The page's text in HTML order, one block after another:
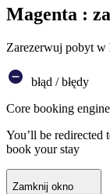
Magenta :
Zarezerwuj pobyt w
błąd / błędy
Core booking engine
You’ll be redirected
book your stay
Zamknij okno